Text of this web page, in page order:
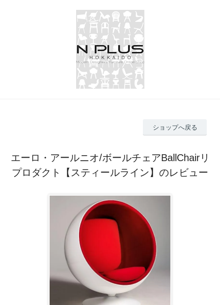
ショップへ戻る
エーロ・アールニオ/ボールチェアBallChairリ
プロダクト【スティールライン】のレビュー